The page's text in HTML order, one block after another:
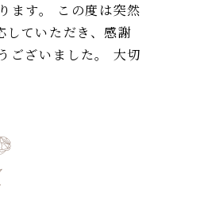
ます。 この度は突然
していただき、感謝
ございました。 大切